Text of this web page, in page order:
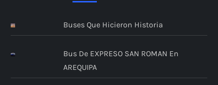
Buses Que Hicieron Historia
Bus De EXPRESO SAN ROMAN En
AREQUIPA